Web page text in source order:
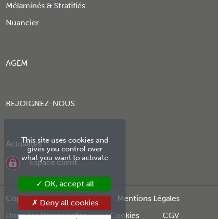
Mélaminés & Stratifiés
Nuancier
AGEM
REJOIGNEZ-NOUS
Actualités
Espace client
Copyright © 2026 Agem
Mentions Légales
Données Personnelles
Cookies CGV
This site uses cookies and
gives you control over
what you want to activate
OK, accept all
Deny all cookies